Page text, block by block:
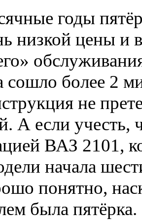
годы
низкой цены и
сошло более 2
не
А если
ВАЗ 2101,
начала
понятно,
была пятёрка.